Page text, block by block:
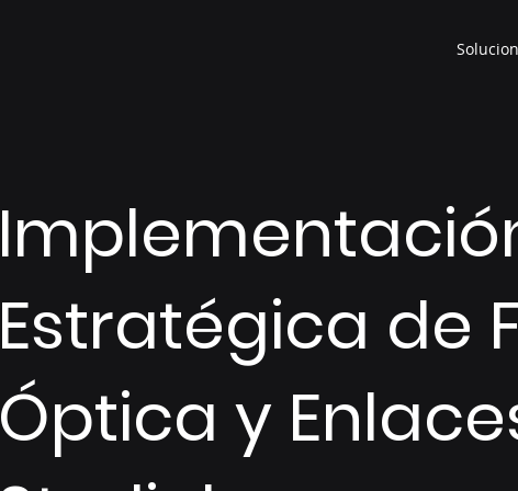
Estratégica de
Óptica y